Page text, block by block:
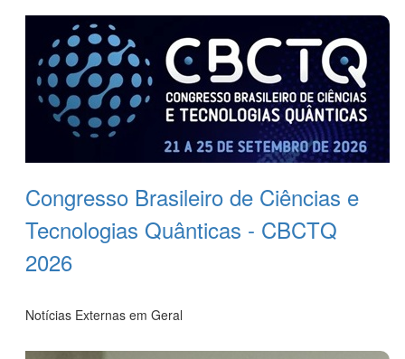
Congresso Brasileiro de Ciências e
Tecnologias Quânticas - CBCTQ
2026
Notícias Externas em Geral